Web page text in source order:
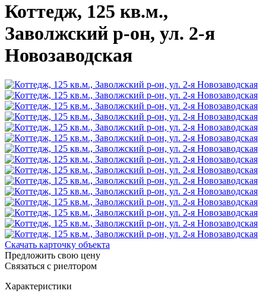
Коттедж, 125 кв.м.,
Заволжский р-он, ул. 2-я
Новозаводская
Скачать карточку объекта
Предложить свою цену
Связаться с риелтором
Характеристики